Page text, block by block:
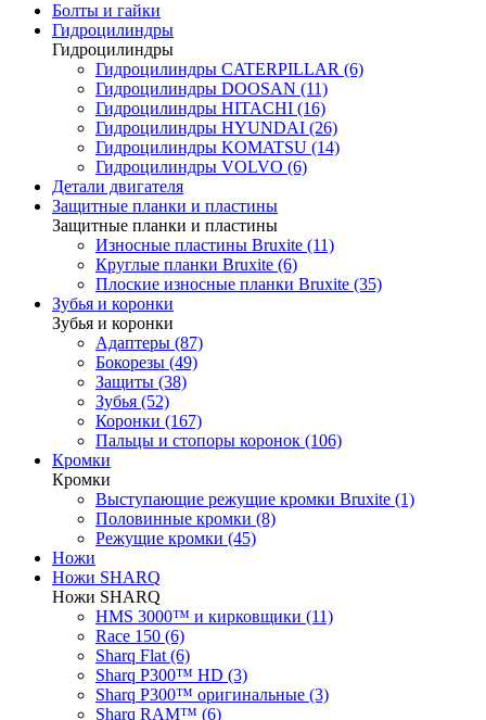
Болты и гайки
Гидроцилиндры
Гидроцилиндры
Гидроцилиндры CATERPILLAR (6)
Гидроцилиндры DOOSAN (11)
Гидроцилиндры HITACHI (16)
Гидроцилиндры HYUNDAI (26)
Гидроцилиндры KOMATSU (14)
Гидроцилиндры VOLVO (6)
Детали двигателя
Защитные планки и пластины
Защитные планки и пластины
Износные пластины Bruxite (11)
Круглые планки Bruxite (6)
Плоские износные планки Bruxite (35)
Зубья и коронки
Зубья и коронки
Адаптеры (87)
Бокорезы (49)
Защиты (38)
Зубья (52)
Коронки (167)
Пальцы и стопоры коронок (106)
Кромки
Кромки
Выступающие режущие кромки Bruxite (1)
Половинные кромки (8)
Режущие кромки (45)
Ножи
Ножи SHARQ
Ножи SHARQ
HMS 3000™ и кирковщики (11)
Race 150 (6)
Sharq Flat (6)
Sharq P300™ HD (3)
Sharq P300™ оригинальные (3)
Sharq RAM™ (6)